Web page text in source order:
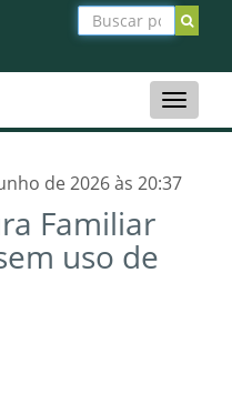
Toggle
de 2026 às 20:37
Familiar
uso de